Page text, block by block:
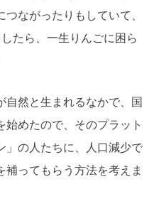
ながったりもしていて、
たら、一生りんごに困ら
自然と生まれるなかで、国
始めたので、そのプラット
」の人たちに、人口減少で
ってもらう方法を考えま